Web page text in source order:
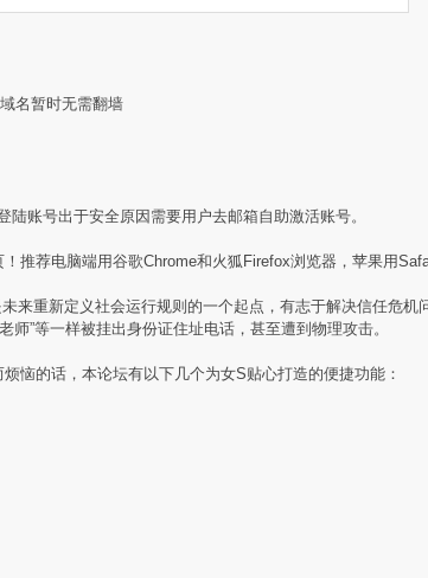
名暂时无需翻墙
账号出于安全原因需要用户去邮箱自助激活账号。
荐电脑端用谷歌Chrome和火狐Firefox浏览器，苹果用
重新定义社会运行规则的一个起点，有志于解决信任危
师”等一样被挂出身份证住址电话，甚至遭到物理攻击。
恼的话，本论坛有以下几个为女S贴心打造的便捷功能：